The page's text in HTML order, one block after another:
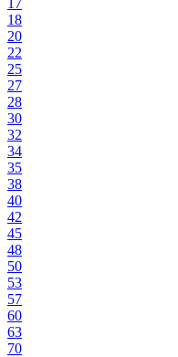
17
18
20
22
25
27
28
30
32
34
35
38
40
42
45
48
50
53
57
60
63
70